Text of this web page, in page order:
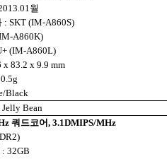
월
: SKT (IM-A860S)
A860K)
(IM-A860L)
x 83.2 x 9.9 mm
Black
Bean
쿼드코어, 3.1DMIPS/MHz
: 32GB